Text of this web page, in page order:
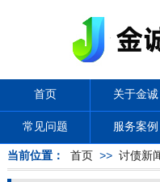
首页 关于金诚
常见问题 服务案例
当前位置： 首页 >> 讨债新